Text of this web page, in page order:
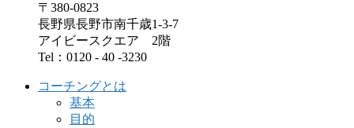
〒380-0823
長野県長野市南千歳1-3-7
アイビースクエア 2階
Tel：0120 - 40 -3230
コーチングとは
基本
目的